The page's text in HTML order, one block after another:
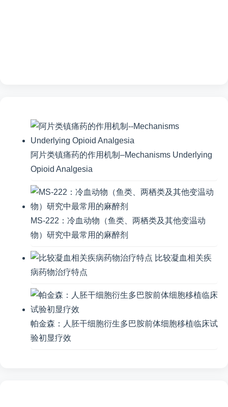
阿片类镇痛药的作用机制–Mechanisms Underlying
Opioid Analgesia
MS-222：冷血动物（鱼类、两栖类及其他变温动
物）研究中最常用的麻醉剂
比较凝血相关疾
病药物治疗特点
帕金森：人胚干细胞衍生多巴胺前体细胞移植临床试
验初显疗效